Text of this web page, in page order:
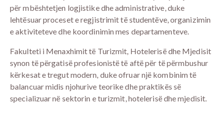
për mbështetjen logjistike dhe administrative, duke
lehtësuar proceset e regjistrimit të studentëve, organizimin
e aktiviteteve dhe koordinimin mes departamenteve.
Fakulteti i Menaxhimit të Turizmit, Hotelerisë dhe Mjedisit
synon të përgatisë profesionistë të aftë për të përmbushur
kërkesat e tregut modern, duke ofruar një kombinim të
balancuar midis njohurive teorike dhe praktikës së
specializuar në sektorin e turizmit, hotelerisë dhe mjedisit.